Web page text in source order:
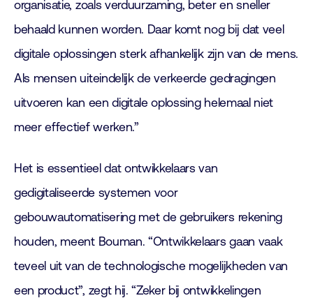
organisatie, zoals verduurzaming, beter en sneller
behaald kunnen worden. Daar komt nog bij dat veel
digitale oplossingen sterk afhankelijk zijn van de mens.
Als mensen uiteindelijk de verkeerde gedragingen
uitvoeren kan een digitale oplossing helemaal niet
meer effectief werken.”
Het is essentieel dat ontwikkelaars van
gedigitaliseerde systemen voor
gebouwautomatisering met de gebruikers rekening
houden, meent Bouman. “Ontwikkelaars gaan vaak
teveel uit van de technologische mogelijkheden van
een product”, zegt hij. “Zeker bij ontwikkelingen